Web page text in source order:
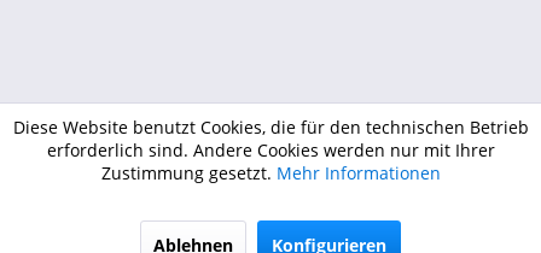
Diese Website benutzt Cookies, die für den technischen Betrieb
erforderlich sind. Andere Cookies werden nur mit Ihrer
Zustimmung gesetzt. Mehr Informationen
Ablehnen Konfigurieren